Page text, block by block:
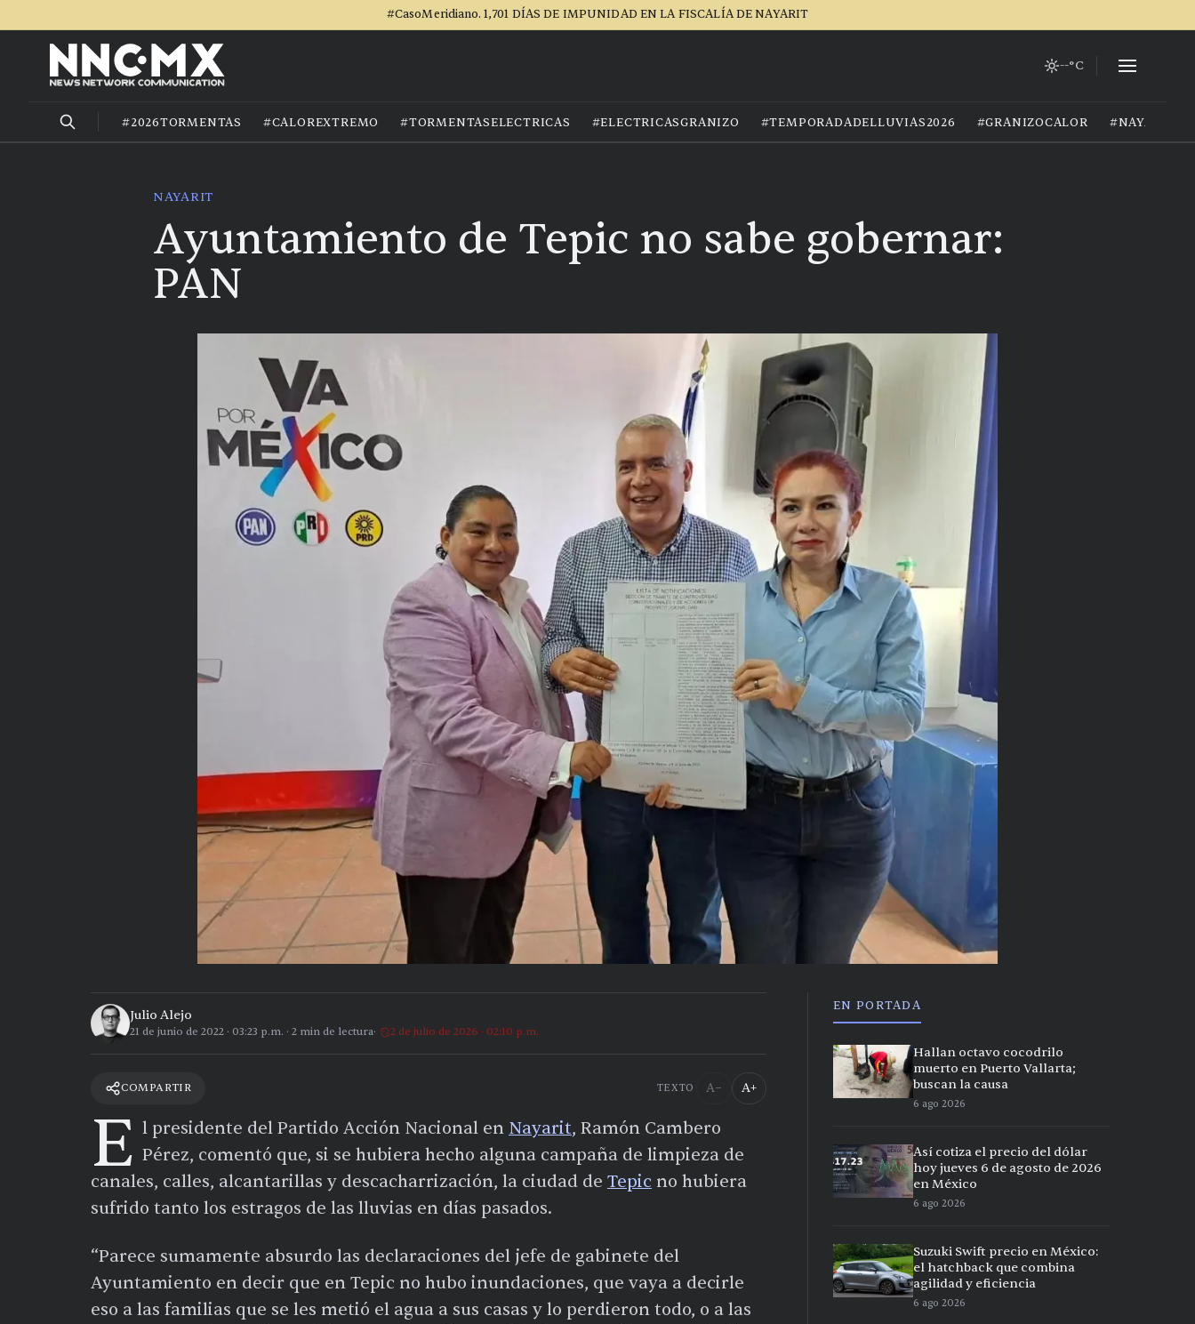
#CasoMeridiano. 1,701 DÍAS DE IMPUNIDAD EN LA FISCALÍA DE NAYARIT
--°C
#2026TORMENTAS #CALOREXTREMO #TORMENTASELECTRICAS #ELECTRICASGRANIZO #TEMPORADADELLUVIAS2026 #GRANIZOCALOR #NAYARIT
NAYARIT
Ayuntamiento de Tepic no sabe gobernar:
PAN
Julio Alejo
21 de junio de 2022 · 03:23 p.m. · 2 min de lectura 2 de julio de 2026 · 02:10 p.m.
COMPARTIR TEXTO A− A+
E l presidente del Partido Acción Nacional en Nayarit, Ramón Cambero
Pérez, comentó que, si se hubiera hecho alguna campaña de limpieza de
canales, calles, alcantarillas y descacharrización, la ciudad de Tepic no hubiera
sufrido tanto los estragos de las lluvias en días pasados.
“Parece sumamente absurdo las declaraciones del jefe de gabinete del
Ayuntamiento en decir que en Tepic no hubo inundaciones, que vaya a decirle
eso a las familias que se les metió el agua a sus casas y lo perdieron todo, o a las
EN PORTADA
Hallan octavo cocodrilo
muerto en Puerto Vallarta;
buscan la causa
6 ago 2026
Así cotiza el precio del dólar
hoy jueves 6 de agosto de 2026
en México
6 ago 2026
Suzuki Swift precio en México:
el hatchback que combina
agilidad y eficiencia
6 ago 2026